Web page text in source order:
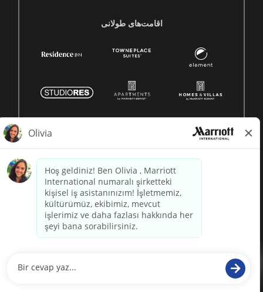
اقامت‌های طولانی
Marriott proprietary information
paradox.ai